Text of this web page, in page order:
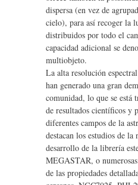
dispersa (en vez de
cielo), para así recoger la
distribuidos por todo el
capacidad adicional se
multiobjeto.
La alta resolución
han generado una gran
comunidad, lo que se está
de resultados científicos y
diferentes campos de la
destacan los estudios de
desarrollo de la librería
MEGASTAR, o
de las propiedades